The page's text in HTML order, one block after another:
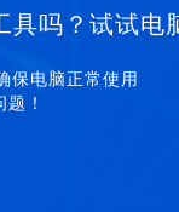
吗？试试电
保电脑正常使用
！